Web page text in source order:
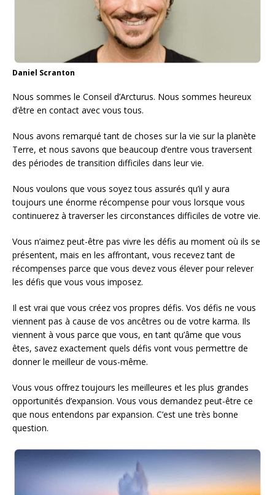
Daniel Scranton
Nous sommes le Conseil d’Arcturus. Nous sommes heureux
d’être en contact avec vous tous.
Nous avons remarqué tant de choses sur la vie sur la planète
Terre, et nous savons que beaucoup d’entre vous traversent
des périodes de transition difficiles dans leur vie.
Nous voulons que vous soyez tous assurés qu’il y aura
toujours une énorme récompense pour vous lorsque vous
continuerez à traverser les circonstances difficiles de votre vie.
Vous n’aimez peut-être pas vivre les défis au moment où ils se
présentent, mais en les affrontant, vous recevez tant de
récompenses parce que vous devez vous élever pour relever
les défis que vous vous imposez.
Il est vrai que vous créez vos propres défis. Vos défis ne vous
viennent pas à cause de vos ancêtres ou de votre karma. Ils
viennent à vous parce que vous, en tant qu’âme que vous
êtes, savez exactement quels défis vont vous permettre de
donner le meilleur de vous-même.
Vous vous offrez toujours les meilleures et les plus grandes
opportunités d’expansion. Vous vous demandez peut-être ce
que nous entendons par expansion. C’est une très bonne
question.